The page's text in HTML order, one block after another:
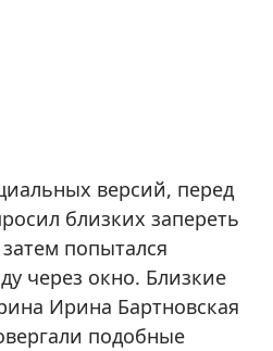
версий, перед
близких запереть
попытался
через окно. Близкие
Ирина Бартновская
подобные